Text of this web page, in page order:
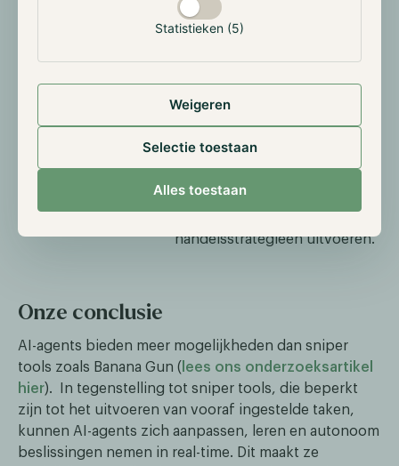
Statistieken (5)
Weigeren
Selectie toestaan
Alles toestaan
Hierdoor bieden ze ongekende
ondersteuning bij het analyseren
Automatiseren van
handelsprocessen:
Dankzij hun vermogen om
prijzen, marktbewegingen en
trends real-time te volgen,
kunnen AI-agents
handelsstrategieën uitvoeren.
Onze conclusie
AI-agents bieden meer mogelijkheden dan sniper
tools zoals Banana Gun ( lees ons onderzoeksartikel
hier). In tegenstelling tot sniper tools, die beperkt
zijn tot het uitvoeren van vooraf ingestelde taken,
kunnen AI-agents zich aanpassen, leren en autonoom
beslissingen nemen in real-time. Dit maakt ze